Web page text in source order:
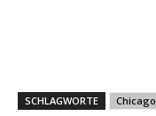
SCHLAGWORTE Chicago